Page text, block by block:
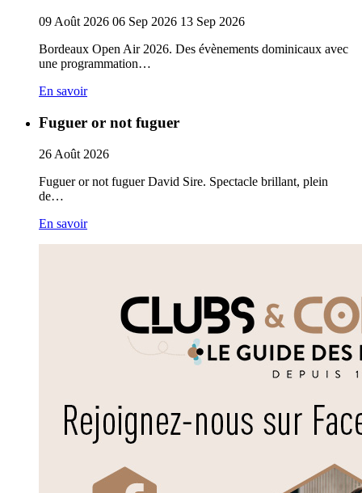
09 Août 2026 06 Sep 2026 13 Sep 2026
Bordeaux Open Air 2026. Des évènements dominicaux avec
une programmation…
En savoir
Fuguer or not fuguer
26 Août 2026
Fuguer or not fuguer David Sire. Spectacle brillant, plein
de…
En savoir